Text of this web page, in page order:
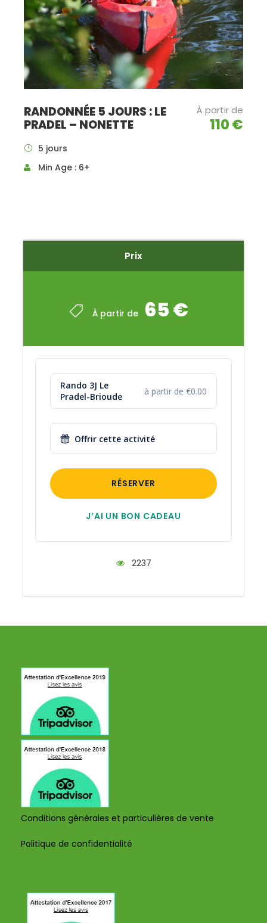
Prix
À partir de 65 €
Rando 3J Le
Pradel-Brioude
à partir de €0.00
Offrir cette activité
RÉSERVER
J’AI UN BON CADEAU
2237
RANDONNÉE 5 JOURS : LE
PRADEL – NONETTE
À partir de
110 €
5 jours
Min Age : 6+
Conditions générales et particulières de vente
Politique de confidentialité